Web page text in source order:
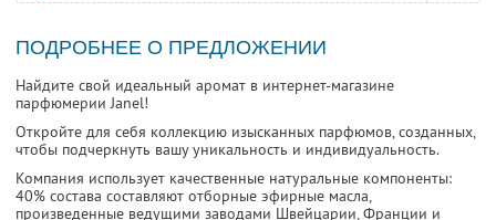
ПОДРОБНЕЕ О ПРЕДЛОЖЕНИИ
Найдите свой идеальный аромат в интернет-магазине
парфюмерии Janel!
Откройте для себя коллекцию изысканных парфюмов, созданных,
чтобы подчеркнуть вашу уникальность и индивидуальность.
Компания использует качественные натуральные компоненты:
40% состава составляют отборные эфирные масла,
произведенные ведущими заводами Швейцарии, Франции и